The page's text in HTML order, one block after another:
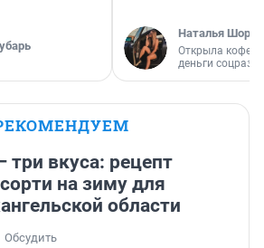
Наталья
Открыла
деньги
три вкуса: рецепт
на зиму для
области
Обсудить